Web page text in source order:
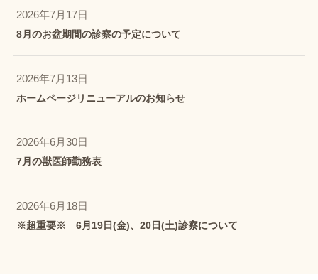
2026年7月17日
8月のお盆期間の診察の予定について
2026年7月13日
ホームページリニューアルのお知らせ
2026年6月30日
7月の獣医師勤務表
2026年6月18日
※超重要※ 6月19日(金)、20日(土)診察について